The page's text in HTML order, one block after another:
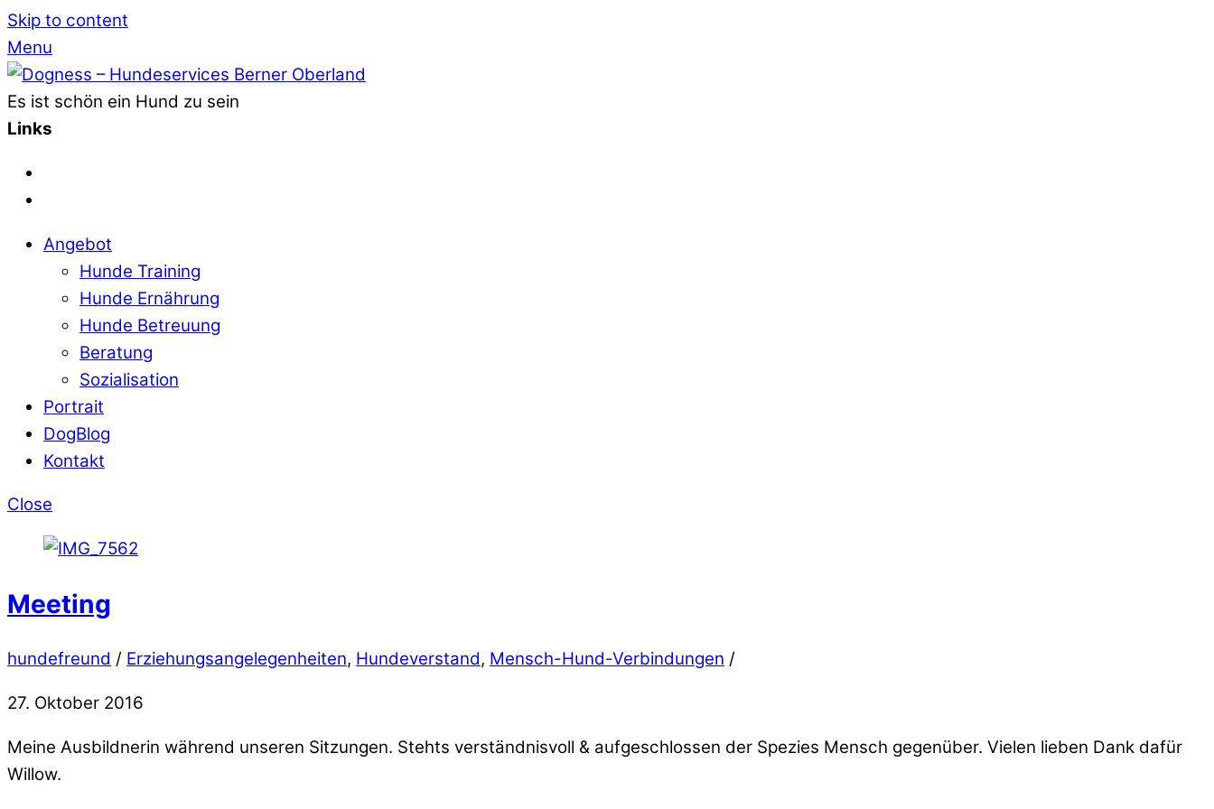
Skip to content
Menu
Es ist schön ein Hund zu sein
Links
Angebot
Hunde Training
Hunde Ernährung
Hunde Betreuung
Beratung
Sozialisation
Portrait
DogBlog
Kontakt
Close
Meeting
hundefreund / Erziehungsangelegenheiten, Hundeverstand, Mensch-Hund-Verbindungen /
27. Oktober 2016
Meine Ausbildnerin während unseren Sitzungen. Stehts verständnisvoll & aufgeschlossen der Spezies Mensch gegenüber. Vielen lieben Dank dafür
Willow.